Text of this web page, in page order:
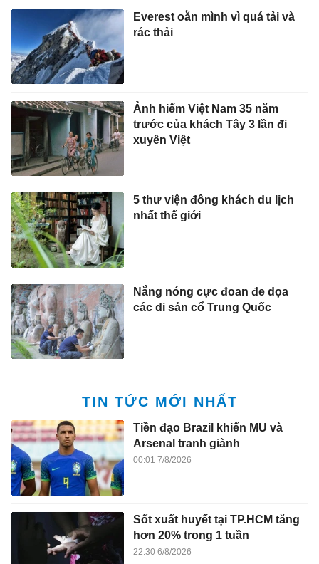
Everest oằn mình vì quá tải và
rác thải
Ảnh hiếm Việt Nam 35 năm
trước của khách Tây 3 lần đi
xuyên Việt
5 thư viện đông khách du lịch
nhất thế giới
Nắng nóng cực đoan đe dọa
các di sản cổ Trung Quốc
TIN TỨC MỚI NHẤT
Tiền đạo Brazil khiến MU và
Arsenal tranh giành
00:01 7/8/2026
Sốt xuất huyết tại TP.HCM tăng
hơn 20% trong 1 tuần
22:30 6/8/2026